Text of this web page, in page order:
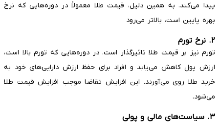
پیدا می‌کند. به همین دلیل، قیمت طلا معمولاً در دوره‌هایی که نرخ
بهره پایین است، بالاتر می‌رود
۲. نرخ تورم
تورم نیز بر قیمت طلا تاثیرگذار است. در دوره‌هایی که تورم بالا است،
ارزش پول کاهش می‌یابد و افراد برای حفظ ارزش دارایی‌های خود به
خرید طلا روی می‌آورند. این افزایش تقاضا موجب افزایش قیمت طلا
می‌شود.
۳. سیاست‌های مالی و پولی